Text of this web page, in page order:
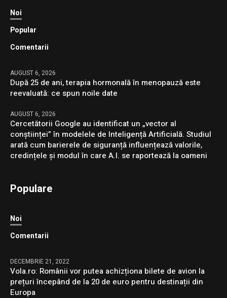
Noi
Popular
Comentarii
AUGUST 6, 2026
După 25 de ani, terapia hormonală în menopauză este
reevaluată: ce spun noile date
AUGUST 6, 2026
Cercetătorii Google au identificat un „vector al
conștiinței” în modelele de Inteligență Artificială. Studiul
arată cum barierele de siguranță influențează valorile,
credințele și modul în care A.I. se raportează la oameni
Populare
Noi
Comentarii
DECEMBRIE 21, 2022
Vola.ro: Românii vor putea achizționa bilete de avion la
prețuri începând de la 20 de euro pentru destinații din
Europa